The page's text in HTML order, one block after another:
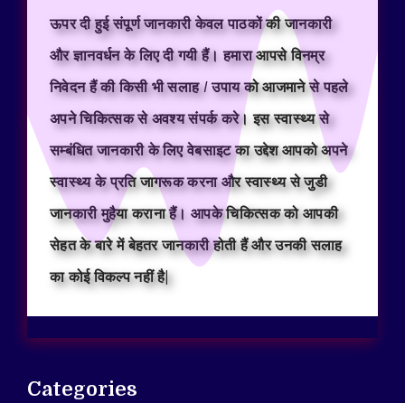
ऊपर दी हुई संपूर्ण जानकारी केवल पाठकों की जानकारी
और ज्ञानवर्धन के लिए दी गयी हैं। हमारा आपसे विनम्र
निवेदन हैं की किसी भी सलाह / उपाय को आजमाने से पहले
अपने चिकित्सक से अवश्य संपर्क करे। इस स्वास्थ्य से
सम्बंधित जानकारी के लिए वेबसाइट का उद्देश आपको अपने
स्वास्थ्य के प्रति जागरूक करना और स्वास्थ्य से जुडी
जानकारी मुहैया कराना हैं। आपके चिकित्सक को आपकी
सेहत के बारे में बेहतर जानकारी होती हैं और उनकी सलाह
का कोई विकल्प नहीं है|
Categories